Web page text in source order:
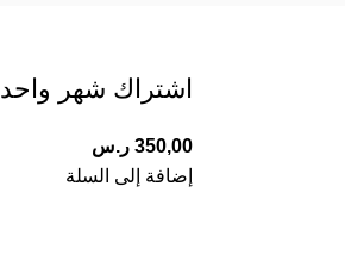
اشتراك شهر واحد
350,00 ر.س
إضافة إلى السلة